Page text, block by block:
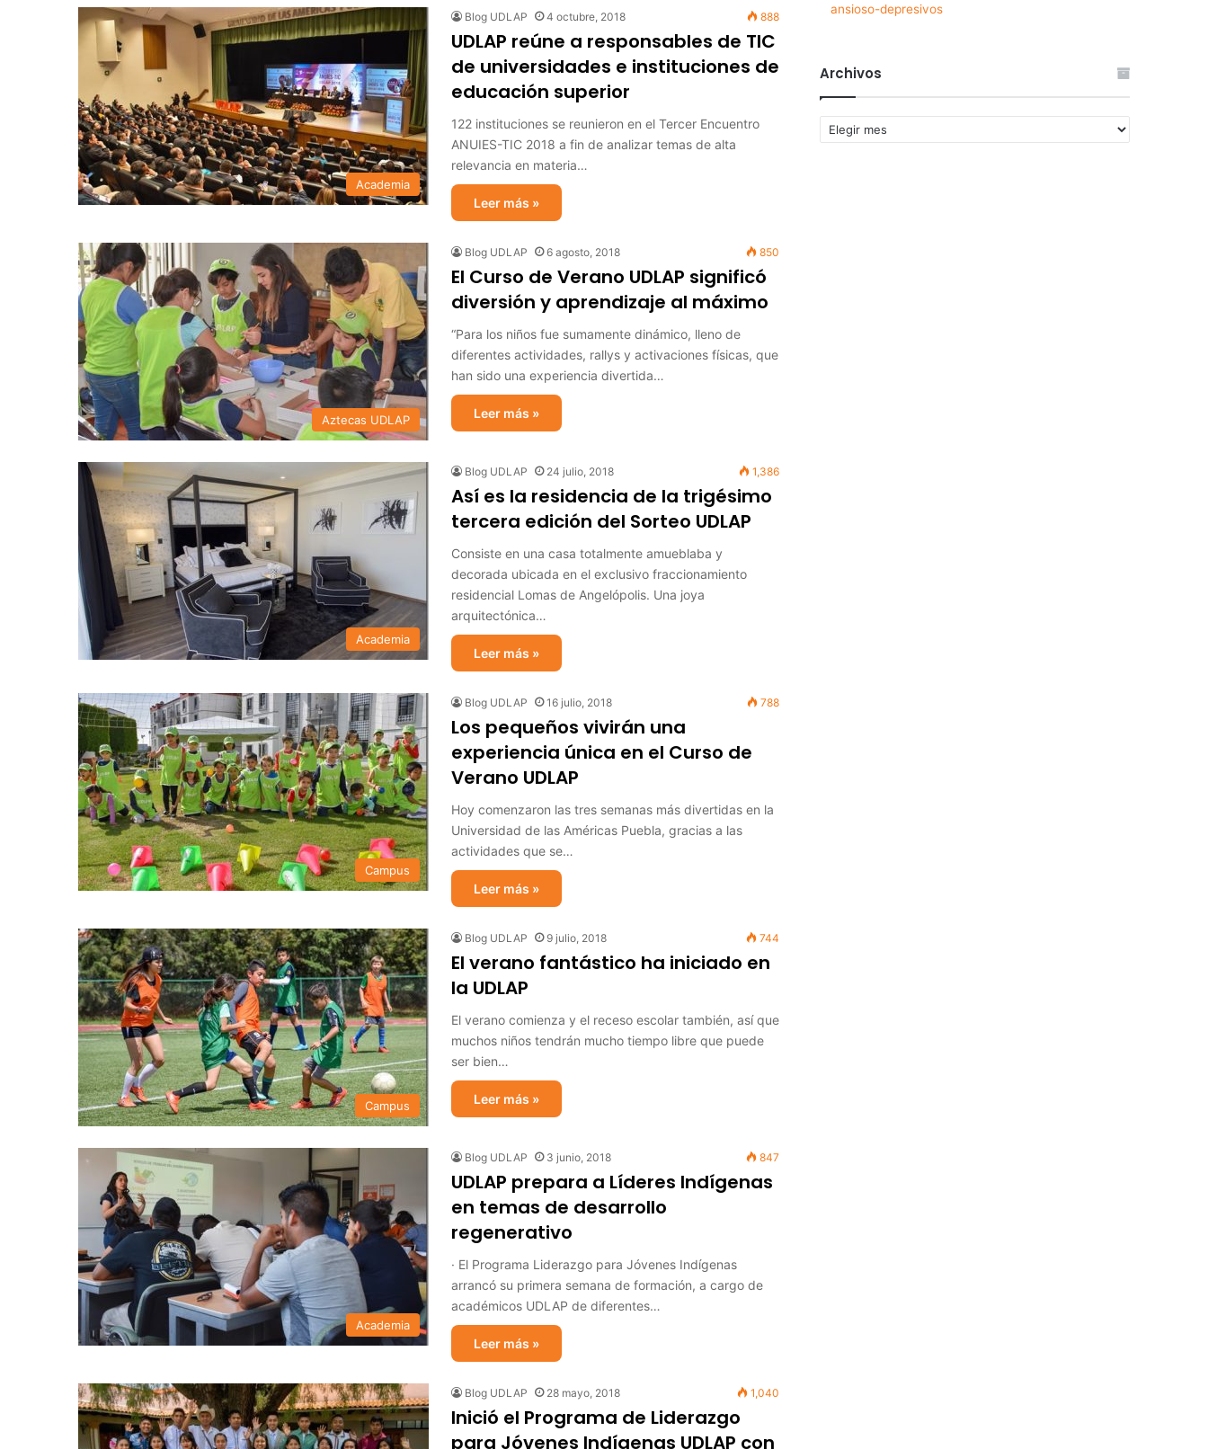
Academia
Blog UDLAP 4 octubre, 2018 888
UDLAP reúne a responsables de TIC
de universidades e instituciones de
educación superior
122 instituciones se reunieron en el Tercer Encuentro
ANUIES-TIC 2018 a fin de analizar temas de alta
relevancia en materia…
Leer más »
Aztecas UDLAP
Blog UDLAP 6 agosto, 2018 850
El Curso de Verano UDLAP significó
diversión y aprendizaje al máximo
“Para los niños fue sumamente dinámico, lleno de
diferentes actividades, rallys y activaciones físicas, que
han sido una experiencia divertida…
Leer más »
Academia
Blog UDLAP 24 julio, 2018 1,386
Así es la residencia de la trigésimo
tercera edición del Sorteo UDLAP
Consiste en una casa totalmente amueblaba y
decorada ubicada en el exclusivo fraccionamiento
residencial Lomas de Angelópolis. Una joya
arquitectónica…
Leer más »
Campus
Blog UDLAP 16 julio, 2018 788
Los pequeños vivirán una
experiencia única en el Curso de
Verano UDLAP
Hoy comenzaron las tres semanas más divertidas en la
Universidad de las Américas Puebla, gracias a las
actividades que se…
Leer más »
Campus
Blog UDLAP 9 julio, 2018 744
El verano fantástico ha iniciado en
la UDLAP
El verano comienza y el receso escolar también, así que
muchos niños tendrán mucho tiempo libre que puede
ser bien…
Leer más »
Academia
Blog UDLAP 3 junio, 2018 847
UDLAP prepara a Líderes Indígenas
en temas de desarrollo
regenerativo
· El Programa Liderazgo para Jóvenes Indígenas
arrancó su primera semana de formación, a cargo de
académicos UDLAP de diferentes…
Leer más »
Blog UDLAP 28 mayo, 2018 1,040
Inició el Programa de Liderazgo
para Jóvenes Indígenas UDLAP con
ansioso-depresivos
Archivos
Archivos